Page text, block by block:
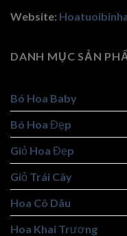
Website:
DANH MỤC SẢN
Bó Hoa Baby
Bó Hoa Đẹp
Giỏ Hoa Đẹp
Giỏ Trái Cây
Hoa Cô Dâu
Hoa Khai Trương